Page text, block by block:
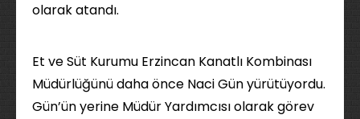
olarak atandı.
Et ve Süt Kurumu Erzincan Kanatlı Kombinası
Müdürlüğünü daha önce Naci Gün yürütüyordu.
Gün’ün yerine Müdür Yardımcısı olarak görev